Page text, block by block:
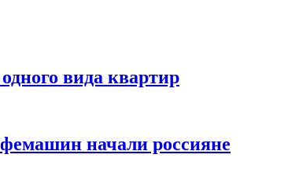
вида квартир
начали россияне